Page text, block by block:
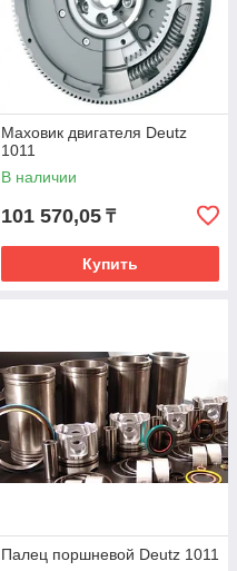
Маховик двигателя Deutz
1011
В наличии
101 570,05 ₸
Купить
Палец поршневой Deutz 1011